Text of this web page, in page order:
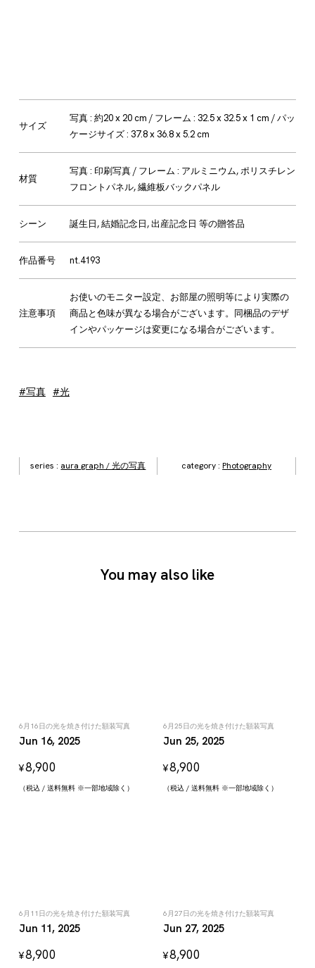
サイズ
写真 : 約20 x 20 cm / フレーム : 32.5 x 32.5 x 1 cm / パッ
ケージサイズ : 37.8 x 36.8 x 5.2 cm
材質
写真 : 印刷写真 / フレーム : アルミニウム, ポリスチレン
フロントパネル, 繊維板バックパネル
シーン 誕生日, 結婚記念日, 出産記念日 等の贈答品
作品番号 nt.4193
注意事項
お使いのモニター設定、お部屋の照明等により実際の
商品と色味が異なる場合がございます。同梱品のデザ
インやパッケージは変更になる場合がございます。
#写真 #光
series : aura graph / 光の写真 category :Photography
You may also like
6月16日の光を焼き付けた額装写真
Jun 16, 2025
¥8,900
（税込 / 送料無料 ※一部地域除く）
6月25日の光を焼き付けた額装写真
Jun 25, 2025
¥8,900
（税込 / 送料無料 ※一部地域除く）
6月11日の光を焼き付けた額装写真
Jun 11, 2025
¥8,900
6月27日の光を焼き付けた額装写真
Jun 27, 2025
¥8,900